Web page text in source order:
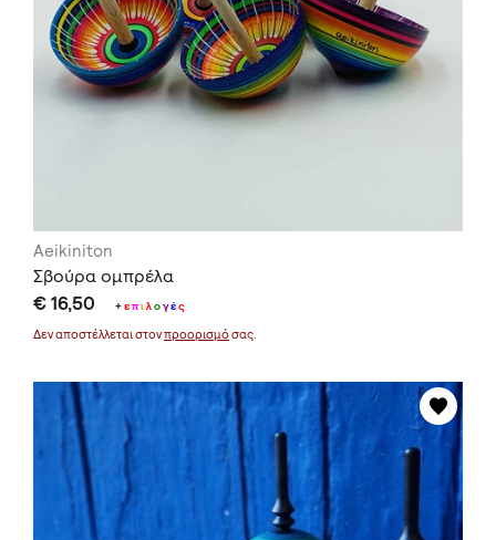
Aeikiniton
Σβούρα ομπρέλα
€ 16,50 +επιλογές
Δεν αποστέλλεται στονπροορισμό σας.